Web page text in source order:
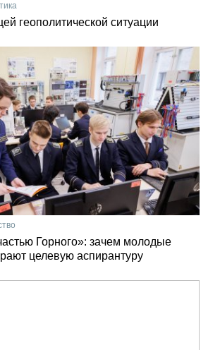
геополитической ситуации
Горного»: зачем молодые
целевую аспирантуру